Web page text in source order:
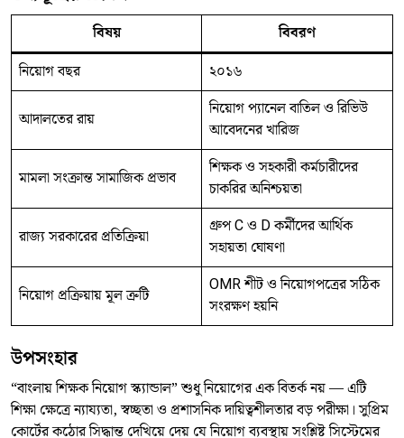
বিষয়
বিবরণ
নিয়োগ বছর
২০১৬
আদালতের রায়
নিয়োগ প্যানেল বাতিল ও রিভিউ
আবেদনের খারিজ
মামলা সংক্রান্ত সামাজিক প্রভাব
শিক্ষক ও সহকারী কর্মচারীদের
চাকরির অনিশ্চয়তা
রাজ্য সরকারের প্রতিক্রিয়া
গ্রুপ C ও D কর্মীদের আর্থিক
সহায়তা ঘোষণা
নিয়োগ প্রক্রিয়ায় মূল ত্রুটি
OMR শীট ও নিয়োগপত্রের সঠিক
সংরক্ষণ হয়নি
উপসংহার
“বাংলায় শিক্ষক নিয়োগ স্ক্যান্ডাল” শুধু নিয়োগের এক বিতর্ক নয় — এটি
শিক্ষা ক্ষেত্রে ন্যায্যতা, স্বচ্ছতা ও প্রশাসনিক দায়িত্বশীলতার বড় পরীক্ষা। সুপ্রিম
কোর্টের কঠোর সিদ্ধান্ত দেখিয়ে দেয় যে নিয়োগ ব্যবস্থায় সংশ্লিষ্ট সিস্টেমের